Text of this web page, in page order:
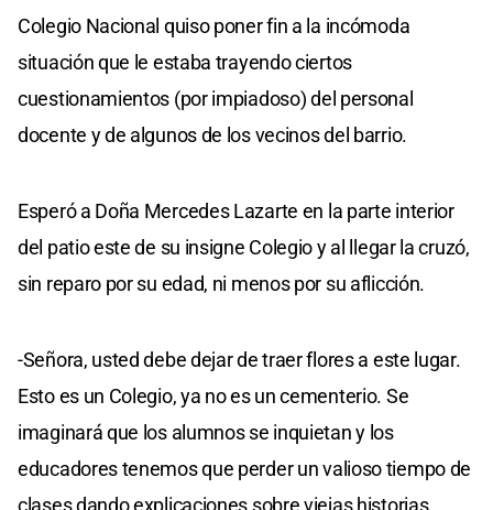
Colegio Nacional quiso poner fin a la incómoda
situación que le estaba trayendo ciertos
cuestionamientos (por impiadoso) del personal
docente y de algunos de los vecinos del barrio.
Esperó a Doña Mercedes Lazarte en la parte interior
del patio este de su insigne Colegio y al llegar la cruzó,
sin reparo por su edad, ni menos por su aflicción.
-Señora, usted debe dejar de traer flores a este lugar.
Esto es un Colegio, ya no es un cementerio. Se
imaginará que los alumnos se inquietan y los
educadores tenemos que perder un valioso tiempo de
clases dando explicaciones sobre viejas historias…